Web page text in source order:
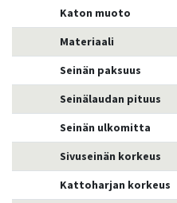
Katon muoto
Materiaali
Seinän paksuus
Seinälaudan pituus
Seinän ulkomitta
Sivuseinän korkeus
Kattoharjan korkeus